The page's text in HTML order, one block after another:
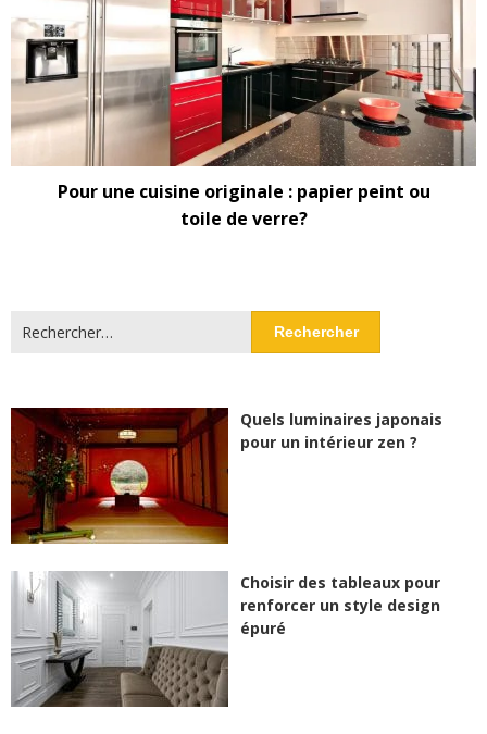
Pour une cuisine originale : papier peint ou
toile de verre?
Rechercher :
Quels luminaires japonais
pour un intérieur zen ?
Choisir des tableaux pour
renforcer un style design
épuré